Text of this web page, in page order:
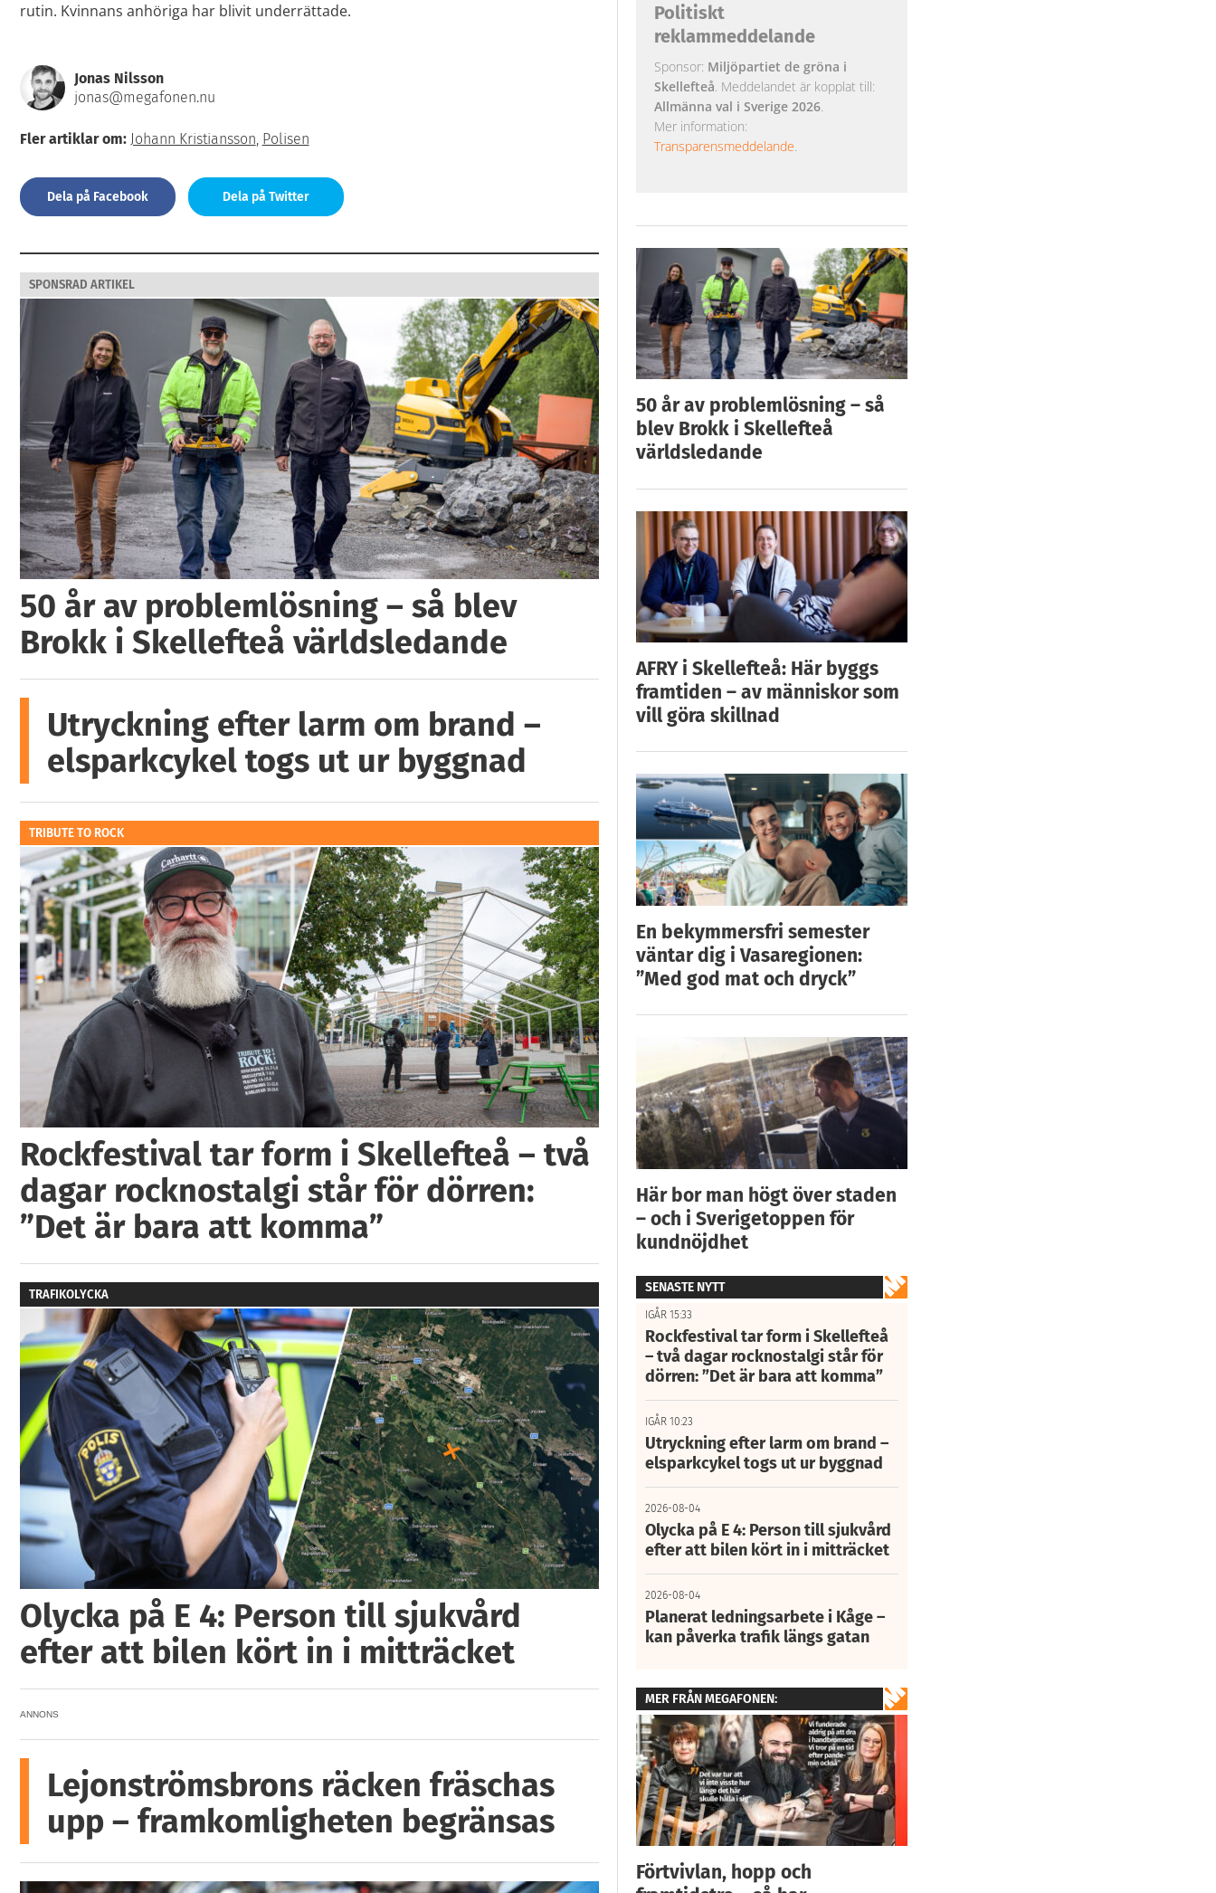
rutin. Kvinnans anhöriga har blivit underrättade.
Jonas Nilsson
jonas@megafonen.nu
Fler artiklar om: Johann Kristiansson, Polisen
Dela på Facebook Dela på Twitter
SPONSRAD ARTIKEL
50 år av problemlösning – så blev
Brokk i Skellefteå världsledande
Utryckning efter larm om brand –
elsparkcykel togs ut ur byggnad
TRIBUTE TO ROCK
Rockfestival tar form i Skellefteå – två
dagar rocknostalgi står för dörren:
”Det är bara att komma”
TRAFIKOLYCKA
Olycka på E 4: Person till sjukvård
efter att bilen kört in i mitträcket
ANNONS
Lejonströmsbrons räcken fräschas
upp – framkomligheten begränsas
Politiskt
reklammeddelande
Sponsor: Miljöpartiet de gröna i
Skellefteå. Meddelandet är kopplat till:
Allmänna val i Sverige 2026.
Mer information:
Transparensmeddelande.
50 år av problemlösning – så
blev Brokk i Skellefteå
världsledande
AFRY i Skellefteå: Här byggs
framtiden – av människor som
vill göra skillnad
En bekymmersfri semester
väntar dig i Vasaregionen:
”Med god mat och dryck”
Här bor man högt över staden
– och i Sverigetoppen för
kundnöjdhet
SENASTE NYTT
IGÅR 15:33
Rockfestival tar form i Skellefteå
– två dagar rocknostalgi står för
dörren: ”Det är bara att komma”
IGÅR 10:23
Utryckning efter larm om brand –
elsparkcykel togs ut ur byggnad
2026-08-04
Olycka på E 4: Person till sjukvård
efter att bilen kört in i mitträcket
2026-08-04
Planerat ledningsarbete i Kåge –
kan påverka trafik längs gatan
MER FRÅN MEGAFONEN:
Förtvivlan, hopp och